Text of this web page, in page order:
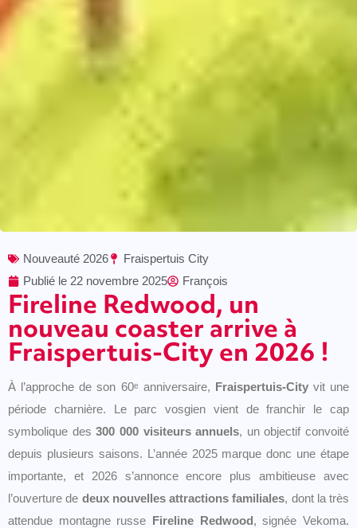
Nouveauté 2026
Fraispertuis City
Publié le 22 novembre 2025 François
Fireline Redwood, un
nouveau coaster arrive à
Fraispertuis-City en 2026 !
À l’approche de son 60ᵉ anniversaire, Fraispertuis-Cityvit une
période charnière. Le parc vosgien vient de franchir le cap
symbolique des300 000 visiteurs annuels, un objectif convoité
depuis plusieurs saisons. L’année 2025 marque donc une étape
importante, et 2026 s’annonce encore plus ambitieuse avec
l’ouverture de deux nouvelles attractions familiales, dont la très
attendue montagne russe Fireline Redwood, signée Vekoma.